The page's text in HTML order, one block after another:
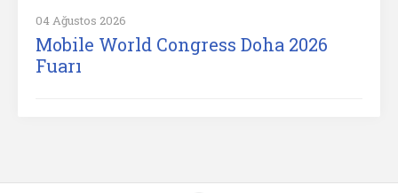
04 Ağustos 2026
Mobile World Congress Doha 2026
Fuarı